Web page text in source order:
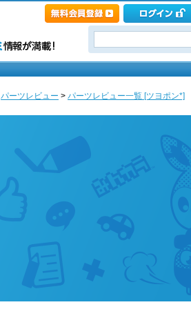
パーツレビュー > パーツレビュー一覧 [ツヨポン*]